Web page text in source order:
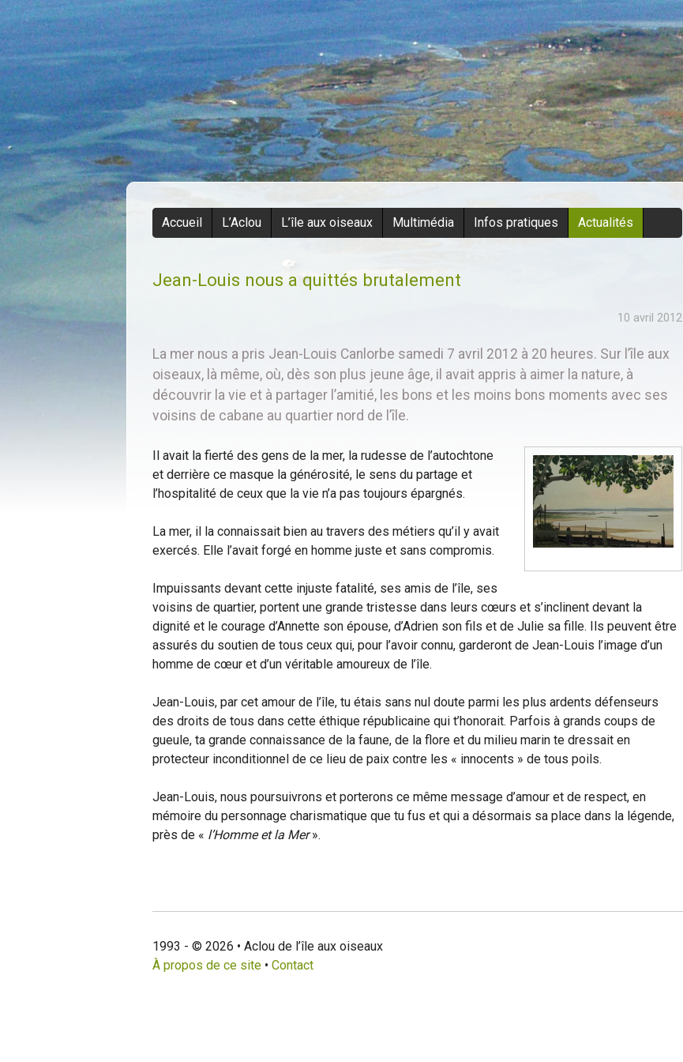
Accueil L’Aclou L’île aux oiseaux Multimédia Infos pratiques Actualités
Jean-Louis nous a quittés brutalement
10 avril 2012
La mer nous a pris Jean-Louis Canlorbe samedi 7 avril 2012 à 20 heures. Sur l’île aux
oiseaux, là même, où, dès son plus jeune âge, il avait appris à aimer la nature, à
découvrir la vie et à partager l’amitié, les bons et les moins bons moments avec ses
voisins de cabane au quartier nord de l’île.
Il avait la fierté des gens de la mer, la rudesse de l’autochtone
et derrière ce masque la générosité, le sens du partage et
l’hospitalité de ceux que la vie n’a pas toujours épargnés.
La mer, il la connaissait bien au travers des métiers qu’il y avait
exercés. Elle l’avait forgé en homme juste et sans compromis.
Impuissants devant cette injuste fatalité, ses amis de l’île, ses
voisins de quartier, portent une grande tristesse dans leurs cœurs et s’inclinent devant la
dignité et le courage d’Annette son épouse, d’Adrien son fils et de Julie sa fille. Ils peuvent être
assurés du soutien de tous ceux qui, pour l’avoir connu, garderont de Jean-Louis l’image d’un
homme de cœur et d’un véritable amoureux de l’île.
Jean-Louis, par cet amour de l’île, tu étais sans nul doute parmi les plus ardents défenseurs
des droits de tous dans cette éthique républicaine qui t’honorait. Parfois à grands coups de
gueule, ta grande connaissance de la faune, de la flore et du milieu marin te dressait en
protecteur inconditionnel de ce lieu de paix contre les « innocents » de tous poils.
Jean-Louis, nous poursuivrons et porterons ce même message d’amour et de respect, en
mémoire du personnage charismatique que tu fus et qui a désormais sa place dans la légende,
près de « l’Homme et la Mer».
1993 - © 2026 • Aclou de l’île aux oiseaux
À propos de ce site • Contact